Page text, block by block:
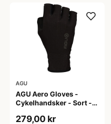
AGU
AGU Aero Gloves -
Cykelhandsker - Sort -
279,00 kr